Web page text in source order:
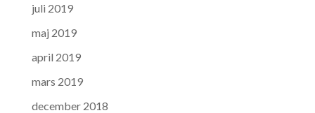
juli 2019
maj 2019
april 2019
mars 2019
december 2018